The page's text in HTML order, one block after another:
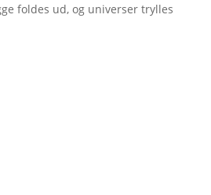
foldes ud, og universer trylles